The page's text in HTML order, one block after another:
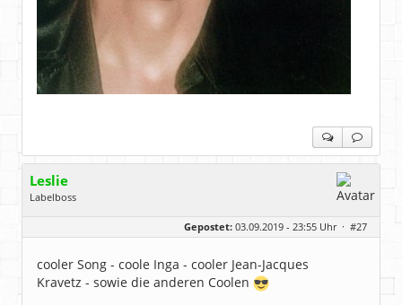
Leslie
Labelboss
in der Mitte zwischen Kölnarena und Festhalle Ffm
Beiträge:
48743
Gepostet: 03.09.2019 - 23:55 Uhr · #27
cooler Song - coole Inga - cooler Jean-Jacques
Kravetz - sowie die anderen Coolen